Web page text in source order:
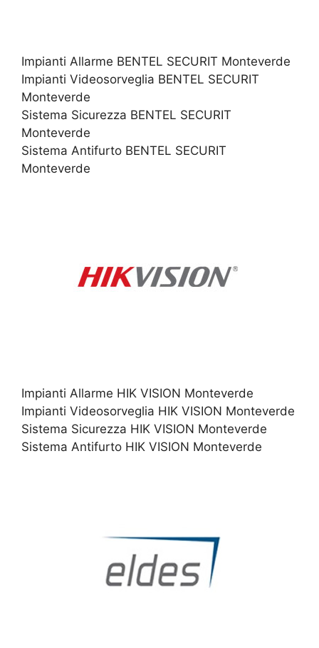
Impianti Allarme BENTEL SECURIT Monteverde
Impianti Videosorveglia BENTEL SECURIT
Monteverde
Sistema Sicurezza BENTEL SECURIT
Monteverde
Sistema Antifurto BENTEL SECURIT
Monteverde
Impianti Allarme HIK VISION Monteverde
Impianti Videosorveglia HIK VISION Monteverde
Sistema Sicurezza HIK VISION Monteverde
Sistema Antifurto HIK VISION Monteverde